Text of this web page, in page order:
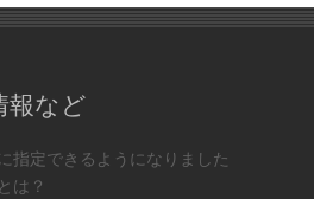
報など
指定できるようになりました
は？